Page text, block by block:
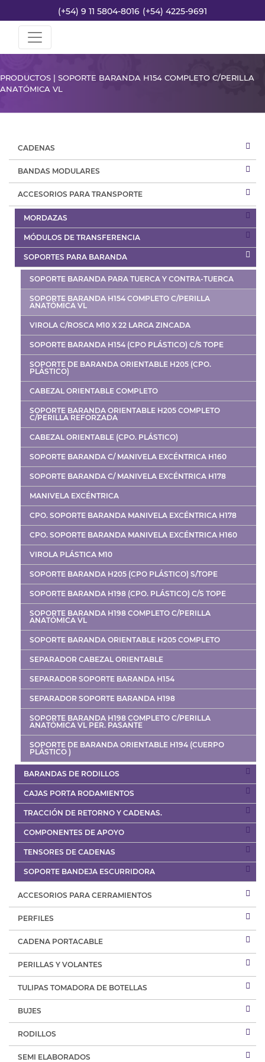
(+54) 9 11 5804-8016 (+54) 4225-9691
PRODUCTOS | SOPORTE BARANDA H154 COMPLETO C/PERILLA
ANATÓMICA VL
CADENAS
BANDAS MODULARES
ACCESORIOS PARA TRANSPORTE
MORDAZAS
MÓDULOS DE TRANSFERENCIA
SOPORTES PARA BARANDA
SOPORTE BARANDA PARA TUERCA Y CONTRA-TUERCA
SOPORTE BARANDA H154 COMPLETO C/PERILLA
ANATÓMICA VL
VIROLA C/ROSCA M10 X 22 LARGA ZINCADA
SOPORTE BARANDA H154 (CPO PLÁSTICO) C/S TOPE
SOPORTE DE BARANDA ORIENTABLE H205 (CPO.
PLÁSTICO)
CABEZAL ORIENTABLE COMPLETO
SOPORTE BARANDA ORIENTABLE H205 COMPLETO
C/PERILLA REFORZADA
CABEZAL ORIENTABLE (CPO. PLÁSTICO)
SOPORTE BARANDA C/ MANIVELA EXCÉNTRICA H160
SOPORTE BARANDA C/ MANIVELA EXCÉNTRICA H178
MANIVELA EXCÉNTRICA
CPO. SOPORTE BARANDA MANIVELA EXCÉNTRICA H178
CPO. SOPORTE BARANDA MANIVELA EXCÉNTRICA H160
VIROLA PLÁSTICA M10
SOPORTE BARANDA H205 (CPO PLÁSTICO) S/TOPE
SOPORTE BARANDA H198 (CPO. PLÁSTICO) C/S TOPE
SOPORTE BARANDA H198 COMPLETO C/PERILLA
ANATÓMICA VL
SOPORTE BARANDA ORIENTABLE H205 COMPLETO
SEPARADOR CABEZAL ORIENTABLE
SEPARADOR SOPORTE BARANDA H154
SEPARADOR SOPORTE BARANDA H198
SOPORTE BARANDA H198 COMPLETO C/PERILLA
ANATÓMICA VL PER. PASANTE
SOPORTE DE BARANDA ORIENTABLE H194 (CUERPO
PLÁSTICO )
BARANDAS DE RODILLOS
CAJAS PORTA RODAMIENTOS
TRACCIÓN DE RETORNO Y CADENAS.
COMPONENTES DE APOYO
TENSORES DE CADENAS
SOPORTE BANDEJA ESCURRIDORA
ACCESORIOS PARA CERRAMIENTOS
PERFILES
CADENA PORTACABLE
PERILLAS Y VOLANTES
TULIPAS TOMADORA DE BOTELLAS
BUJES
RODILLOS
SEMI ELABORADOS